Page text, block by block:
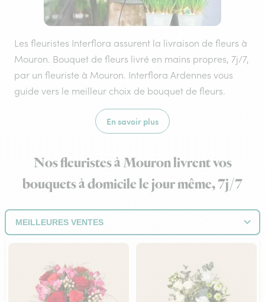
Les fleuristes Interflora assurent la livraison de fleurs à
Mouron. Bouquet de fleurs livré en mains propres, 7j/7,
par un fleuriste à Mouron. Interflora Ardennes vous
guide vers le meilleur choix de bouquet de fleurs.
En savoir plus
Nos fleuristes à Mouron livrent vos
bouquets à domicile le jour même, 7j/7